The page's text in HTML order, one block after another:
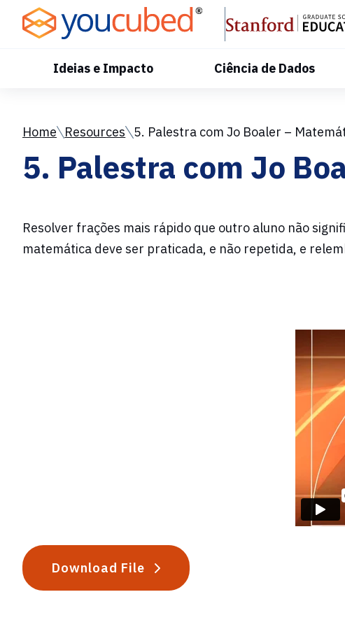
Content
Ideias e Impacto Ciência de Dados
Home Resources 5. Palestra com Jo Boaler –
5. Palestra com Jo
Resolver frações mais rápido que outro aluno não
matemática deve ser praticada, e não repetida, e
Download File